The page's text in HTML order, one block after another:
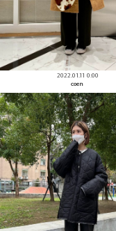
2022.01.11 0:00
coen